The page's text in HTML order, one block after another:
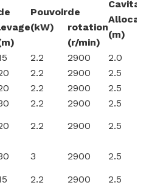
Pouvoir
(kW)
de
rotation
(r/min)
(m)
2.2 2900
2.0
2.2 2900
2.5
2.2 2900
2.5
2.2 2900
2.5
2.2 2900
2.5
3 2900
2.5
2.2 2900
2.5